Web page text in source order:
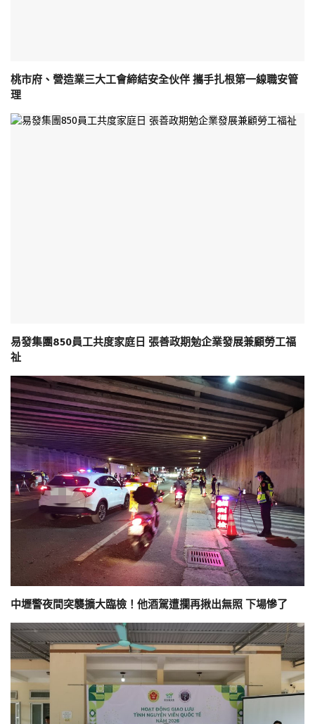
桃市府、營造業三大工會締結安全伙伴 攜手扎根第一線職安管
理
易發集團850員工共度家庭日 張善政期勉企業發展兼顧勞工福
祉
中壢警夜間突襲擴大臨檢！他酒駕遭攔再揪出無照 下場慘了